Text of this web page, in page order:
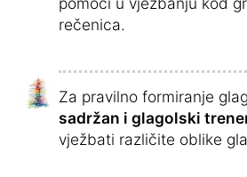
rečenica.
Za pravilno formiranje
sadržan i glagolski
vježbati različite oblike